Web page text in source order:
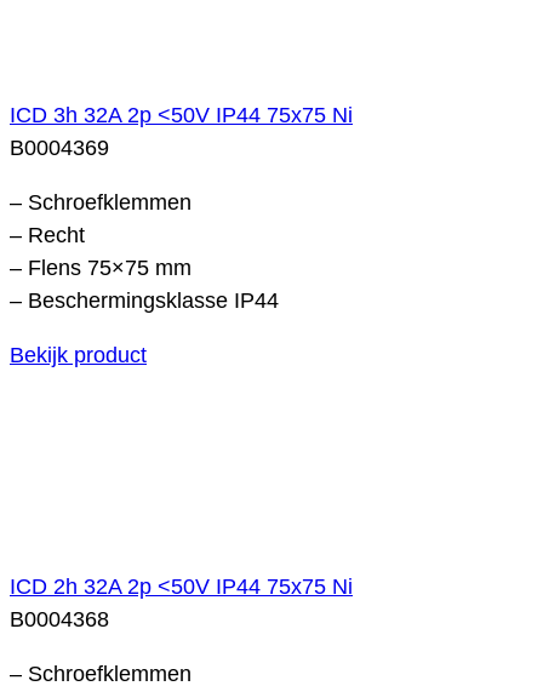
ICD 3h 32A 2p <50V IP44 75x75 Ni
B0004369
– Schroefklemmen
– Recht
– Flens 75×75 mm
– Beschermingsklasse IP44
Bekijk product
ICD 2h 32A 2p <50V IP44 75x75 Ni
B0004368
– Schroefklemmen